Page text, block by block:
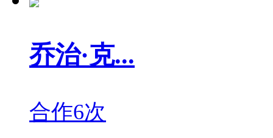
乔治·克...
合作6次